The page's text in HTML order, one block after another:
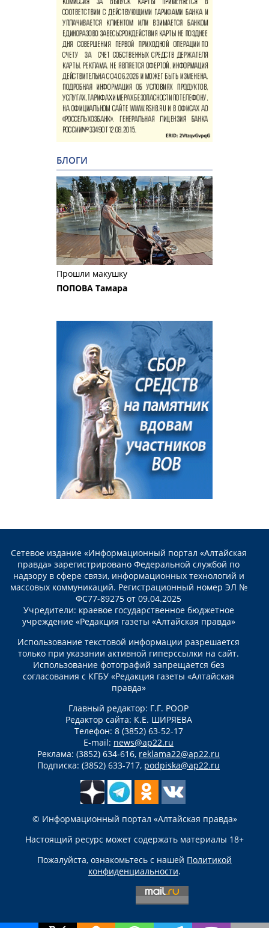
БЛОГИ
Прошли макушку
ПОПОВА Тамара
Сетевое издание «Информационный портал «Алтайская
правда» зарегистрировано Федеральной службой по
надзору в сфере связи, информационных технологий и
массовых коммуникаций. Регистрационный номер ЭЛ №
ФС77-89275 от 09.04.2025
Учредители: краевое государственное бюджетное
учреждение «Редакция газеты «Алтайская правда»
Использование текстовой информации разрешается
только при указании активной гиперссылки на сайт.
Использование фотографий запрещается без
согласования с КГБУ «Редакция газеты «Алтайская
правда»
Главный редактор: Г.Г. РООР
Редактор сайта: К.Е. ШИРЯЕВА
Телефон: 8 (3852) 63-52-17
E-mail: news@ap22.ru
Реклама: (3852) 634-616, reklama22@ap22.ru
Подписка: (3852) 633-717, podpiska@ap22.ru
© Информационный портал «Алтайская правда»
Настоящий ресурс может содержать материалы 18+
Пожалуйста, ознакомьтесь с нашей Политикой
конфиденциальности.